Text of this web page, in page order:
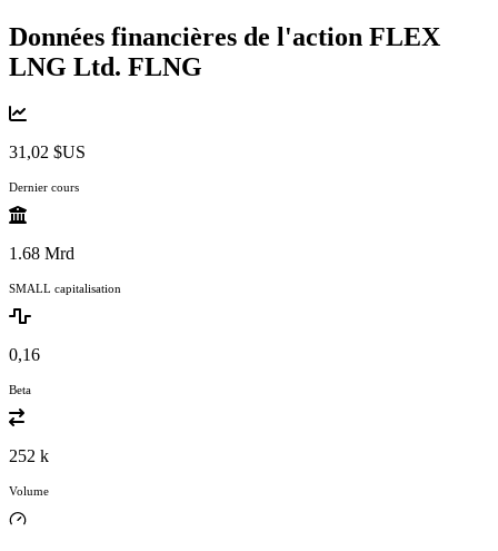
Données financières de l'action FLEX
LNG Ltd. FLNG
31,02 $US
Dernier cours
1.68 Mrd
SMALL capitalisation
0,16
Beta
252 k
Volume